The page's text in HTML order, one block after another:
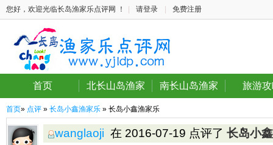
您好，欢迎光临长岛渔家乐点评网 ！ 请登录 免费注册
首页 北长山岛渔家 南长山岛渔家 旅游
首页» 点评 » 长岛小鑫渔家乐 » 长岛小鑫渔家乐
wanglaoji 在 2016-07-19 点评了 长岛小